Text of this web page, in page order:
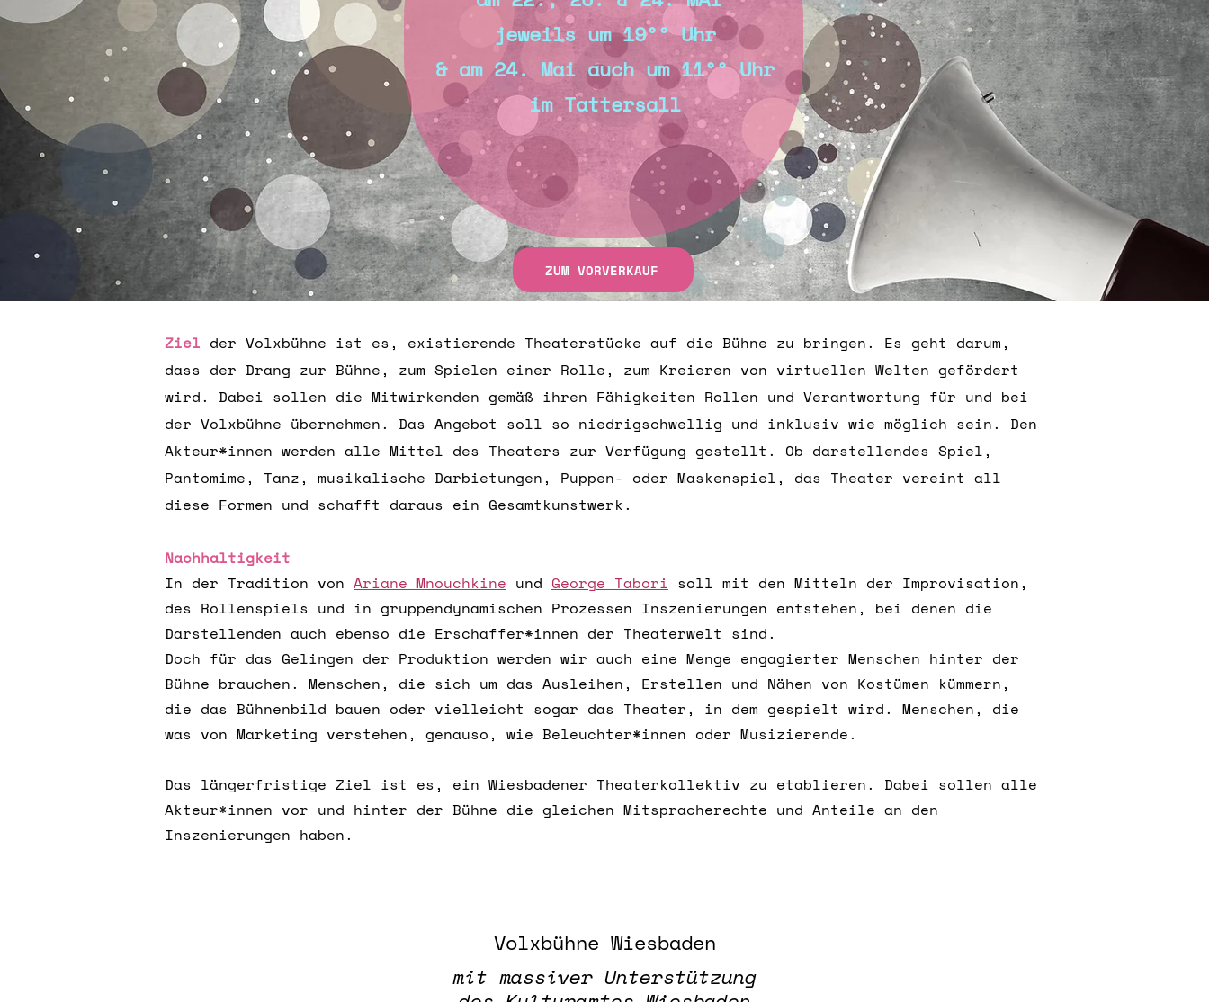
jeweils um 19°° Uhr
& am 24. Mai auch um 11°° Uhr
im Tattersall
ZUM VORVERKAUF
Ziel der Volxbühne ist es, existierende Theaterstücke auf die Bühne zu bringen. Es geht darum,
dass der Drang zur Bühne, zum Spielen einer Rolle, zum Kreieren von virtuellen Welten gefördert
wird. Dabei sollen die Mitwirkenden gemäß ihren Fähigkeiten Rollen und Verantwortung für und bei
der Volxbühne übernehmen. Das Angebot soll so niedrigschwellig und inklusiv wie möglich sein. Den
Akteur*innen werden alle Mittel des Theaters zur Verfügung gestellt. Ob darstellendes Spiel,
Pantomime, Tanz, musikalische Darbietungen, Puppen- oder Maskenspiel, das Theater vereint all
diese Formen und schafft daraus ein Gesamtkunstwerk.
Nachhaltigkeit
In der Tradition von Ariane Mnouchkine und George Tabori soll mit den Mitteln der Improvisation,
des Rollenspiels und in gruppendynamischen Prozessen Inszenierungen entstehen, bei denen die
Darstellenden auch ebenso die Erschaffer*innen der Theaterwelt sind.
Doch für das Gelingen der Produktion werden wir auch eine Menge engagierter Menschen hinter der
Bühne brauchen. Menschen, die sich um das Ausleihen, Erstellen und Nähen von Kostümen kümmern,
die das Bühnenbild bauen oder vielleicht sogar das Theater, in dem gespielt wird. Menschen, die
was von Marketing verstehen, genauso, wie Beleuchter*innen oder Musizierende.
Das längerfristige Ziel ist es, ein Wiesbadener Theaterkollektiv zu etablieren. Dabei sollen alle
Akteur*innen vor und hinter der Bühne die gleichen Mitspracherechte und Anteile an den
Inszenierungen haben.
Volxbühne Wiesbaden
mit massiver Unterstützung